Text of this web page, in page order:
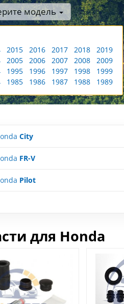
2015 2016 2017 2018
2019
2005 2006 2007 2008
2009
1995 1996 1997 1998
1999
1985 1986 1987 1988 1989
модель
City
FR-V
Pilot
для Honda